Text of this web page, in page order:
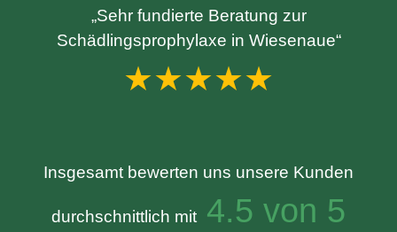
„Sehr fundierte Beratung zur
Schädlingsprophylaxe in Wiesenaue“
★★★★★
Insgesamt bewerten uns unsere Kunden
durchschnittlich mit 4.5 von 5